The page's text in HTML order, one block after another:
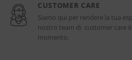
CUSTOMER CARE
Siamo qui per rendere la tua
nostro team di customer care
momento.